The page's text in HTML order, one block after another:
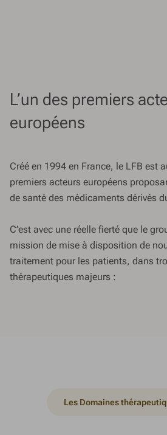
L’un des premiers
européens
Créé en 1994 en France, le LFB est
premiers acteurs européens
de santé des médicaments dérivés
C’est avec une réelle fierté que le
mission de mise à disposition de
traitement pour les patients, dans
thérapeutiques majeurs :
Les Domaines